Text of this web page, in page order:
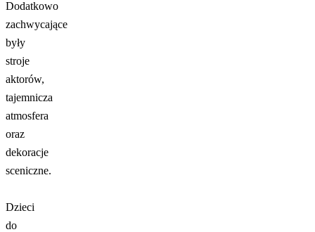
Dodatkowo
zachwycające
były
stroje
aktorów,
tajemnicza
atmosfera
oraz
dekoracje
sceniczne.
Dzieci
do